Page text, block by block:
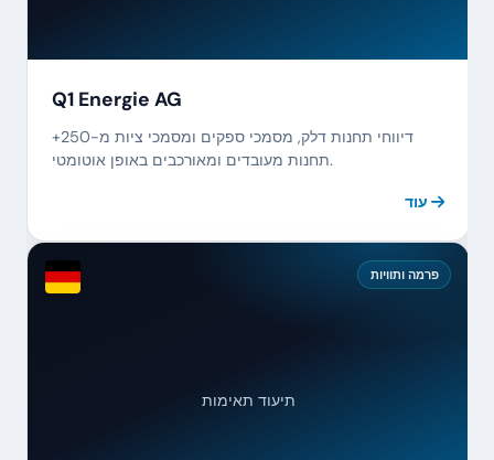
Q1 Energie AG
דיווחי תחנות דלק, מסמכי ספקים ומסמכי ציות מ-250+
תחנות מעובדים ומאורכבים באופן אוטומטי.
עוד
פרמה ותוויות
תיעוד תאימות